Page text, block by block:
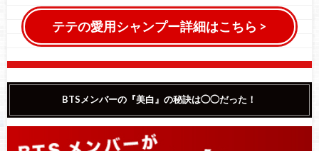
テテの愛用シャンプー詳細はこちら >
BTSメンバーの『美白』の秘訣は◯◯だった！